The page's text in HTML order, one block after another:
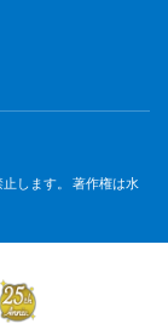
します。 著作権は水